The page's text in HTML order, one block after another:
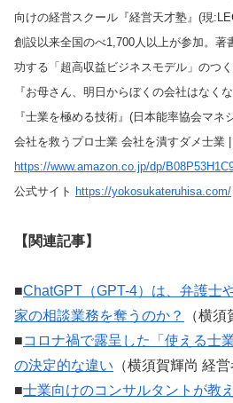
向けの経営スクール『経営天才塾』(現
創設以来全国のべ1,700人以上が参加。著
功する「超高収益ビジネスモデル」のつ
『お母さん、明日からぼくの会社はなく
『士業を極める技術』(日本能率協会マネ
会社を救うプロ士業 会社を潰すダメ士業
https://www.amazon.co.jp/dp/
公式サイト https://yokosukateruhisa.com/
【関連記事】
■ChatGPT（GPT-4）は、弁護士
家の相談業務を奪うのか？
（横須
■コロナ禍で露呈した「使える士
の決定的な違い （横須賀輝尚 経営
■士業向けのコンサルタントが教